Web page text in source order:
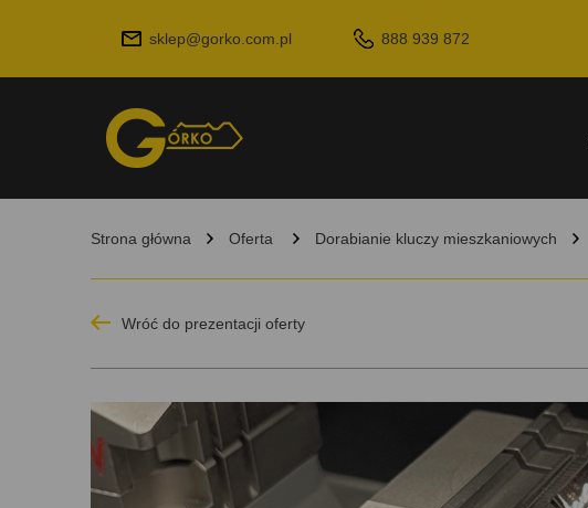
sklep@gorko.com.pl 888 939 872
Strona główna Oferta Dorabianie kluczy mieszkaniowych
Wróć do prezentacji oferty